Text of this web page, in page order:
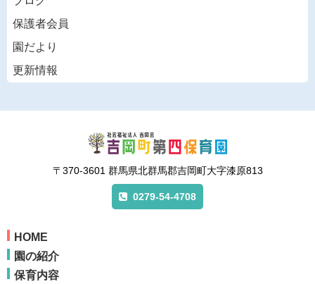
保護者会員
園だより
更新情報
〒370-3601 群馬県北群馬郡吉岡町大字漆原813
0279-54-4708
HOME
園の紹介
保育内容